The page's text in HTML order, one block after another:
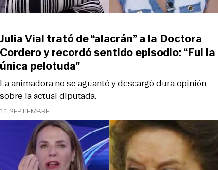
11 SEPTIEMBRE
La animadora no se aguantó y descargó dura opinión
sobre la actual diputada.
Julia Vial trató de “alacrán” a la Doctora
Cordero y recordó sentido episodio: “Fui la
única pelotuda”